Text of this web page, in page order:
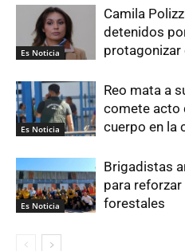
Es Noticia
Camila
detenidos
Es Noticia
Reo mata a
comete acto
cuerpo en la
Es Noticia
Brigadistas
para
forestales